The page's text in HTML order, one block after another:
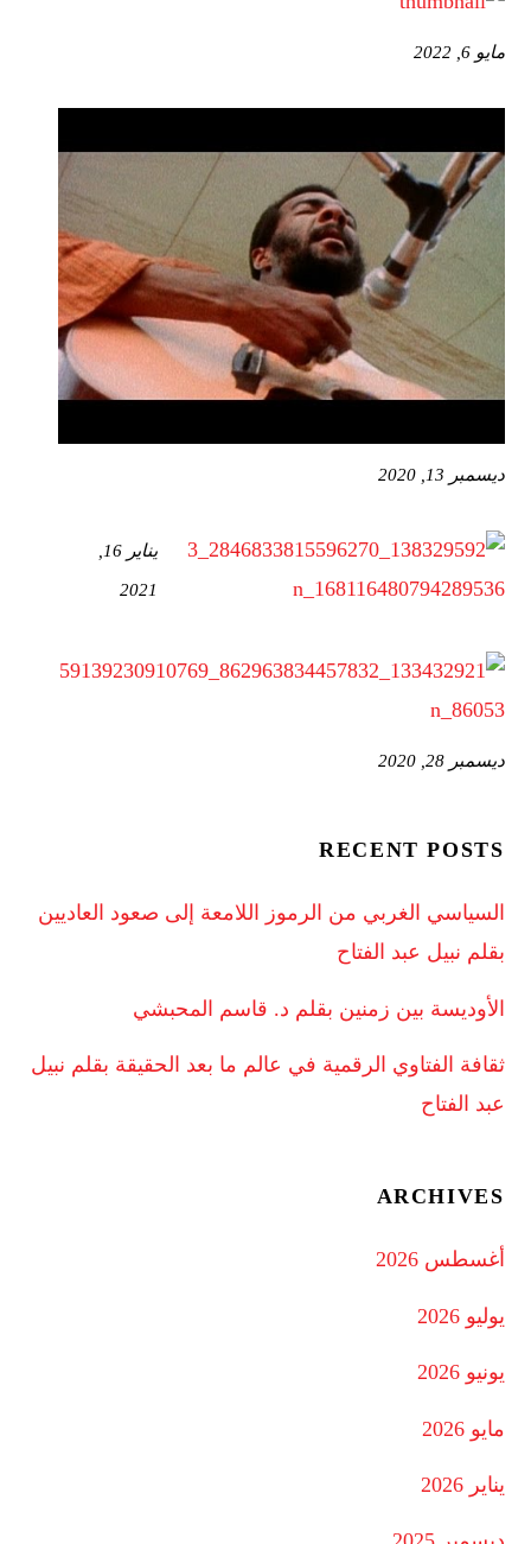
مايو 6, 2022
ديسمبر 13, 2020
2021
ديسمبر 28, 2020
RECENT POSTS
السياسي الغربي من الرموز اللامعة إلى صعود العاديين
بقلم نبيل عبد الفتاح
الأوديسة بين زمنين بقلم د. قاسم المحبشي
ثقافة الفتاوي الرقمية في عالم ما بعد الحقيقة بقلم نبيل
عبد الفتاح
ARCHIVES
أغسطس 2026
يوليو 2026
يونيو 2026
مايو 2026
يناير 2026